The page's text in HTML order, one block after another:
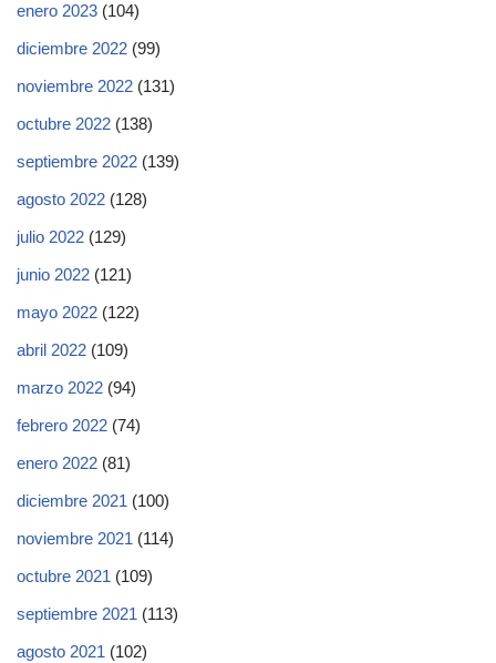
enero 2023 (104)
diciembre 2022 (99)
noviembre 2022 (131)
octubre 2022 (138)
septiembre 2022 (139)
agosto 2022 (128)
julio 2022 (129)
junio 2022 (121)
mayo 2022 (122)
abril 2022 (109)
marzo 2022 (94)
febrero 2022 (74)
enero 2022 (81)
diciembre 2021 (100)
noviembre 2021 (114)
octubre 2021 (109)
septiembre 2021 (113)
agosto 2021 (102)